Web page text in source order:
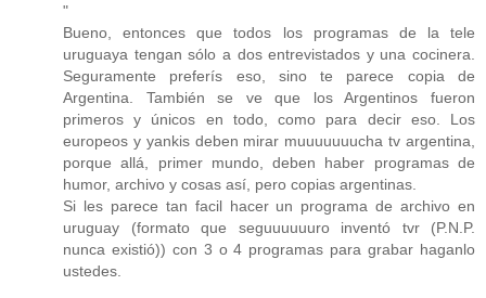
"
Bueno, entonces que todos los programas de la tele
uruguaya tengan sólo a dos entrevistados y una cocinera.
Seguramente preferís eso, sino te parece copia de
Argentina. También se ve que los Argentinos fueron
primeros y únicos en todo, como para decir eso. Los
europeos y yankis deben mirar muuuuuuucha tv argentina,
porque allá, primer mundo, deben haber programas de
humor, archivo y cosas así, pero copias argentinas.
Si les parece tan facil hacer un programa de archivo en
uruguay (formato que seguuuuuuro inventó tvr (P.N.P.
nunca existió)) con 3 o 4 programas para grabar haganlo
ustedes.